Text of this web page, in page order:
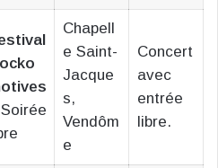
Chapell
e Saint-
Jacque
s,
Vendôm
e
Concert
avec
entrée
libre.